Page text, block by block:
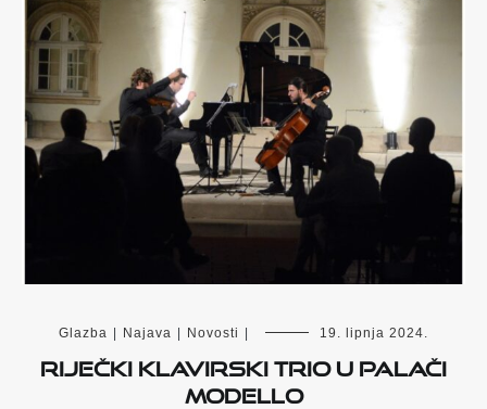
Glazba Najava Novosti 19. lipnja 2024.
RIJEČKI KLAVIRSKI TRIO U PALAČI
MODELLO